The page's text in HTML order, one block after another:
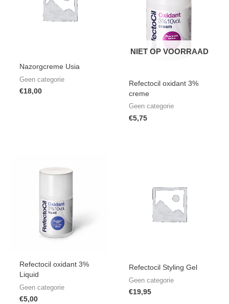
Nazorgcreme Usia
Geen categorie
€18,00
NIET OP VOORRAAD
Refectocil oxidant 3%
creme
Geen categorie
€5,75
Refectocil oxidant 3%
Liquid
Geen categorie
€5,00
Refectocil Styling Gel
Geen categorie
€19,95